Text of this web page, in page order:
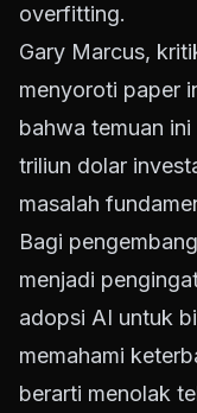
overfitting.
Gary Marcus,
menyoroti paper
bahwa temuan
triliun dolar
masalah
Bagi
menjadi
adopsi AI untuk
memahami
berarti menolak